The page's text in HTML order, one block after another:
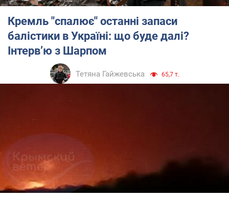
Кремль "спалює" останні запаси
балістики в Україні: що буде далі?
Інтерв’ю з Шарпом
Тетяна Гайжевська 65,7 т.